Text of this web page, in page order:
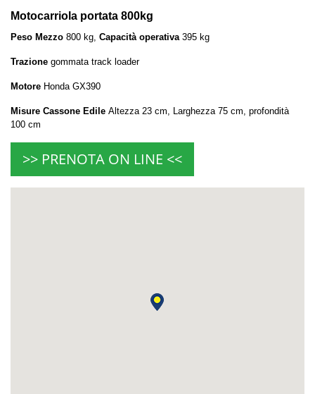
Motocarriola portata 800kg
Peso Mezzo 800 kg, Capacità operativa 395 kg
Trazione gommata track loader
Motore Honda GX390
Misure Cassone Edile Altezza 23 cm, Larghezza 75 cm, profondità
100 cm
>> PRENOTA ON LINE <<